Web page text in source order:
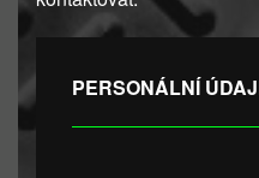
PERSONÁLNÍ